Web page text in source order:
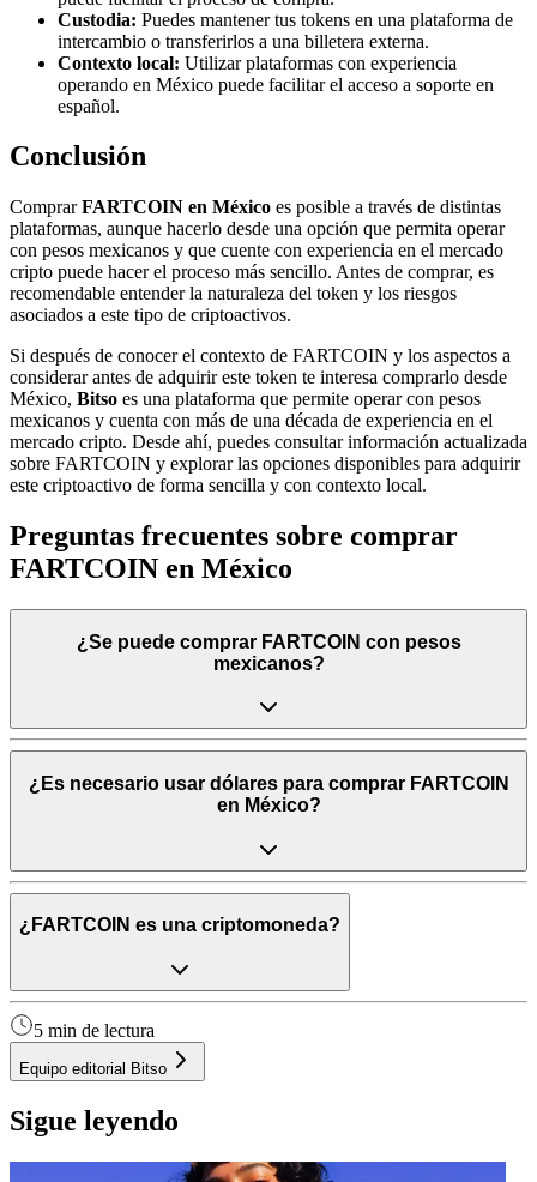
Custodia: Puedes mantener tus tokens en una plataforma de
intercambio o transferirlos a una billetera externa.
Contexto local: Utilizar plataformas con experiencia
operando en México puede facilitar el acceso a soporte en
español.
Conclusión
ComprarFARTCOIN en México es posible a través de distintas
plataformas, aunque hacerlo desde una opción que permita operar
con pesos mexicanos y que cuente con experiencia en el mercado
cripto puede hacer el proceso más sencillo. Antes de comprar, es
recomendable entender la naturaleza del token y los riesgos
asociados a este tipo de criptoactivos.
Si después de conocer el contexto de FARTCOIN y los aspectos a
considerar antes de adquirir este token te interesa comprarlo desde
México, Bitso es una plataforma que permite operar con pesos
mexicanos y cuenta con más de una década de experiencia en el
mercado cripto. Desde ahí, puedes consultar información actualizada
sobre FARTCOIN y explorar las opciones disponibles para adquirir
este criptoactivo de forma sencilla y con contexto local.
Preguntas frecuentes sobre comprar
FARTCOIN en México
¿Se puede comprar FARTCOIN con pesos
mexicanos?
¿Es necesario usar dólares para comprar FARTCOIN
en México?
¿FARTCOIN es una criptomoneda?
5 min de lectura
Equipo editorial Bitso
Sigue leyendo